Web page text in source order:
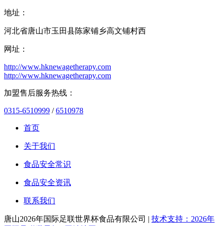
地址：
河北省唐山市玉田县陈家铺乡高文铺村西
网址：
http://www.hknewagetherapy.com
http://www.hknewagetherapy.com
加盟售后服务热线：
0315-6510999 /6510978
首页
关于我们
食品安全常识
食品安全资讯
联系我们
唐山2026年国际足联世界杯食品有限公司 | 技术支持：2026年